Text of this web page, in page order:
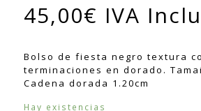
45,00€ IVA
Bolso de fiesta negro textura
terminaciones en dorado.
Cadena dorada 1.20cm
Hay existencias